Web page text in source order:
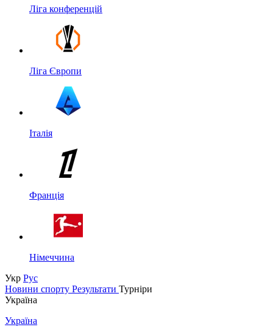
Ліга конференцій
Ліга Європи
Італія
Франція
Німеччина
Укр Рус
Новини спорту Результати Турніри
Україна
Україна